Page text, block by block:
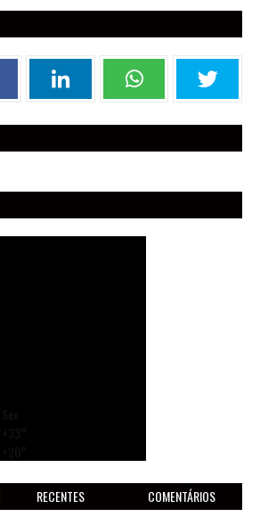
RECENTES COMENTÁRIOS